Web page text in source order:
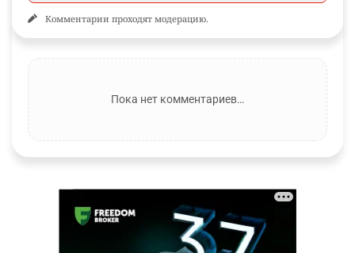
Комментарии проходят модерацию.
Пока нет комментариев…